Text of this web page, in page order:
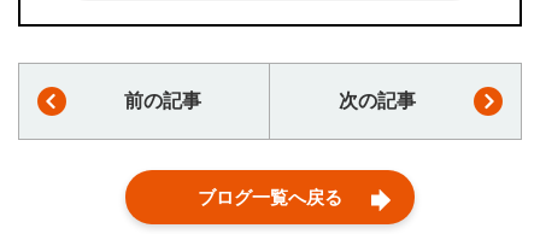
前の記事 次の記事
ブログ一覧へ戻る